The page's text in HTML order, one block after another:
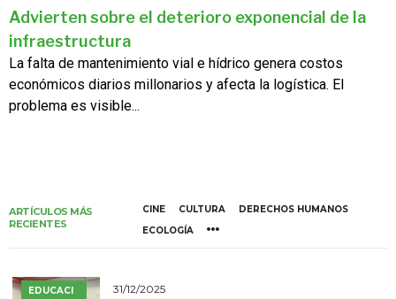
Advierten sobre el deterioro exponencial de la
infraestructura
La falta de mantenimiento vial e hídrico genera costos
económicos diarios millonarios y afecta la logística. El
problema es visible...
ARTÍCULOS MÁS
RECIENTES
CINE CULTURA
DERECHOS HUMANOS
ECOLOGÍA
EDUCACI
31/12/2025